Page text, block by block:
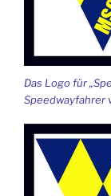
Das Logo für
Speedwayfahrer